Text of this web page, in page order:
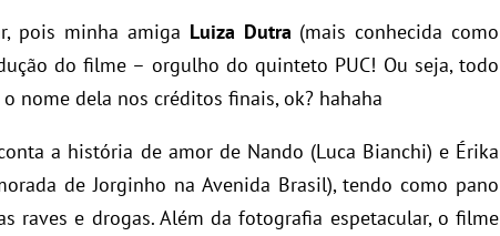
pois minha amiga Luiza Dutra (mais conhecida como
do filme – orgulho do quinteto PUC! Ou seja, todo
nome dela nos créditos finais, ok? hahaha
a história de amor de Nando (Luca Bianchi) e Érika
de Jorginho na Avenida Brasil), tendo como pano
raves e drogas. Além da fotografia espetacular, o filme